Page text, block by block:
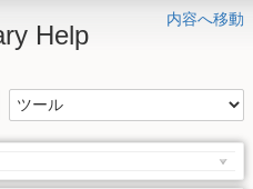
内容へ移動
Help